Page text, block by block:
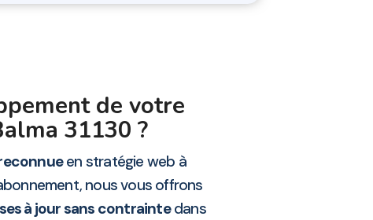
de votre
31130 ?
en stratégie web à
nous vous offrons
à jour sans contraintedans